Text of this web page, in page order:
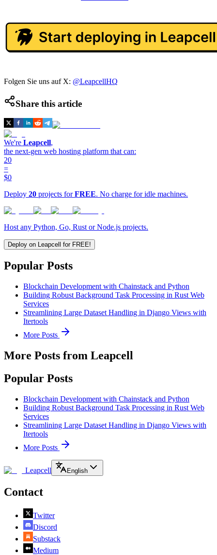
Folgen Sie uns auf X: @LeapcellHQ
Share this article
We're Leapcell,
the next-gen web hosting platform that can:
20
=
$0
Deploy 20 projects forFREE. No charge for idle machines.
Host any Python, Go, Rust or Node.js projects.
Deploy on Leapcell for FREE!
Popular Posts
Blockchain Development with Chainstack and Python
Building Robust Background Task Processing in Rust Web
Services
Streamlining Large Dataset Handling in Django Views with
Itertools
More Posts
More Posts from Leapcell
Popular Posts
Blockchain Development with Chainstack and Python
Building Robust Background Task Processing in Rust Web
Services
Streamlining Large Dataset Handling in Django Views with
Itertools
More Posts
Leapcell English
Contact
Twitter
Discord
Substack
Medium